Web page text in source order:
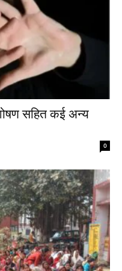
सहित कई अन्य
0